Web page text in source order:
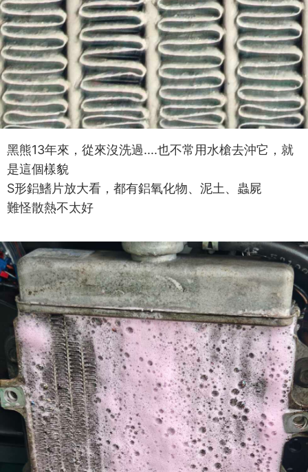
黑熊13年來，從來沒洗過....也不常用水槍去沖它，就
是這個樣貌
S形鋁鰭片放大看，都有鋁氧化物、泥土、蟲屍
難怪散熱不太好